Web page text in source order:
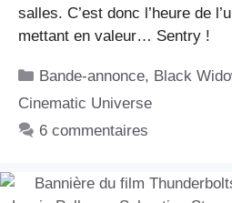
salles. C’est donc l’heure de
mettant en valeur… Sentry !
Catégories
Bande-annonce, Black
Cinematic Universe
6 commentaires